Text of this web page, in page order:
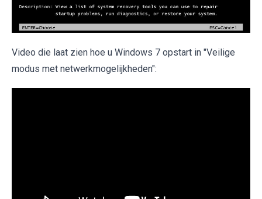
Video die laat zien hoe u Windows 7 opstart in "Veilige
modus met netwerkmogelijkheden":